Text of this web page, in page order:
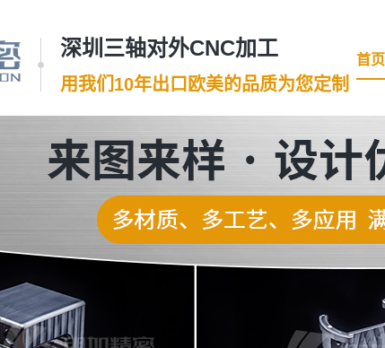
深圳三轴对外CNC加工
用我们10年出口欧美的品质为您定制
首页